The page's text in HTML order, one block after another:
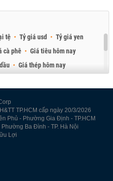
tệ Tỷ giá usd
Tỷ giá yen
cà phê
Giá tiêu hôm nay
Giá thép hôm nay
TP.HCM cấp ngày 20/3/2026
Phủ - Phường Gia Định - TP.HCM
Ba Đình - TP. Hà Nội
Lợi